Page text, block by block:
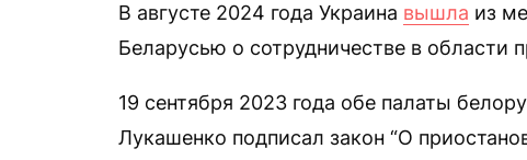
В августе 2024 года Украина вышла из
Беларусью о сотрудничестве в области
19 сентября 2023 года обе палаты
Лукашенко подписал закон “О